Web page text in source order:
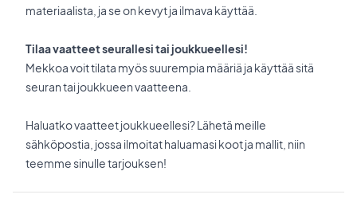
materiaalista, ja se on kevyt ja ilmava käyttää.
Tilaa vaatteet seurallesi tai joukkueellesi!
Mekkoa voit tilata myös suurempia määriä ja käyttää sitä
seuran tai joukkueen vaatteena.
Haluatko vaatteet joukkueellesi? Lähetä meille
sähköpostia, jossa ilmoitat haluamasi koot ja mallit, niin
teemme sinulle tarjouksen!